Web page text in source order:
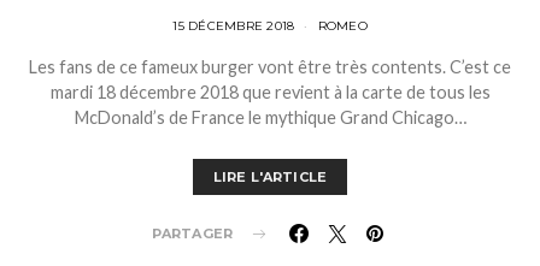
15 DÉCEMBRE 2018 ROMEO
Les fans de ce fameux burger vont être très contents. C’est ce
mardi 18 décembre 2018 que revient à la carte de tous les
McDonald’s de France le mythique Grand Chicago…
LIRE L'ARTICLE
PARTAGER